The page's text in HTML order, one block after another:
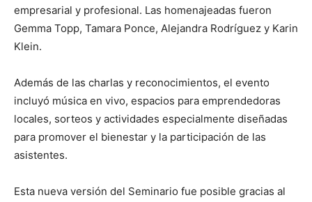
empresarial y profesional. Las homenajeadas fueron
Gemma Topp, Tamara Ponce, Alejandra Rodríguez y Karin
Klein.
Además de las charlas y reconocimientos, el evento
incluyó música en vivo, espacios para emprendedoras
locales, sorteos y actividades especialmente diseñadas
para promover el bienestar y la participación de las
asistentes.
Esta nueva versión del Seminario fue posible gracias al